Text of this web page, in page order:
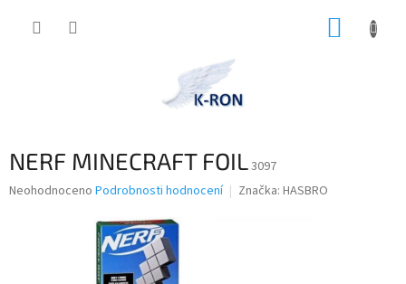
NERF MINECRAFT FOIL3097
Průměrné
Neohodnoceno Podrobnosti hodnocení Značka: HASBRO